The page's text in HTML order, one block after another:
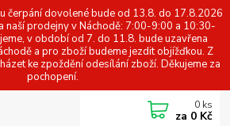
čerpání dovolené bude od 13.8. do 17.8.2026
naší prodejny v Náchodě: 7:00-9:00 a 10:30-
v období od 7. do 11.8. bude uzavřena
a pro zboží budeme jezdit objížďkou. Z
ke zpoždění odesílání zboží. Děkujeme za
pochopení.
0 ks
za 0 Kč